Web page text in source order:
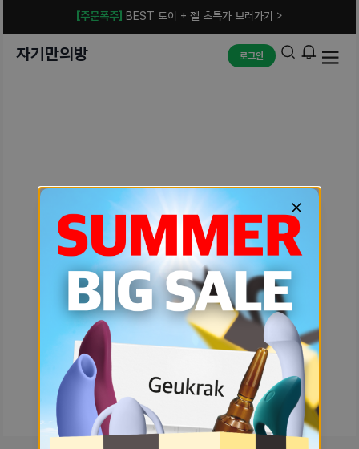
[주문폭주] BEST 토이 + 젤 초특가 보러가기 >
자기만의방 로그인
예상치 못한 에러입니다.